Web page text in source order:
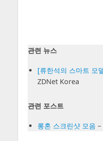
관련 뉴스
[류한석의 스마트 모
ZDNet Korea
관련 포스트
롱혼 스크린샷 모음 –